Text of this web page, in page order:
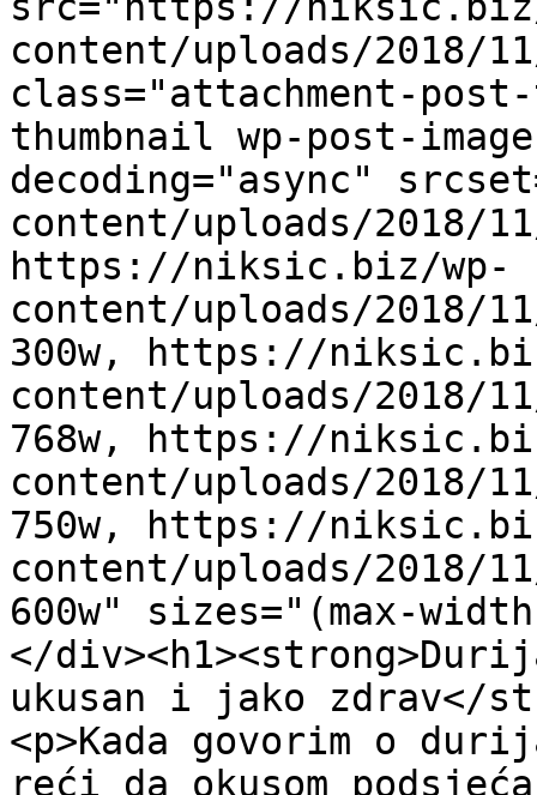
content/uploads/2018/
class="attachment-
thumbnail wp-post-
decoding="async"
content/uploads/2018/
https://niksic.biz/wp-
content/uploads/2018/
300w, https://
content/uploads/2018/
768w, https://
content/uploads/2018/
750w, https://
content/uploads/2018/
600w" sizes="(max-
</
ukusan i jako zdrav</
<p>Kada govorim o
reći da okusom